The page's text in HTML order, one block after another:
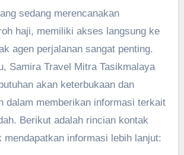
sedang merencanakan
haji, memiliki akses langsung ke
agen perjalanan sangat penting.
Samira Travel Mitra Tasikmalaya
akan keterbukaan dan
dalam memberikan informasi terkait
Berikut adalah rincian kontak
mendapatkan informasi lebih lanjut: